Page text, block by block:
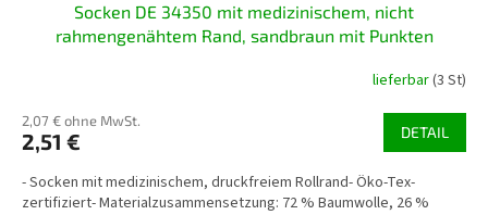
Socken DE 34350 mit medizinischem, nicht
rahmengenähtem Rand, sandbraun mit Punkten
lieferbar(3 St)
2,07 € ohne MwSt.
2,51 € DETAIL
- Socken mit medizinischem, druckfreiem Rollrand- Öko-Tex-
zertifiziert- Materialzusammensetzung: 72 % Baumwolle, 26 %